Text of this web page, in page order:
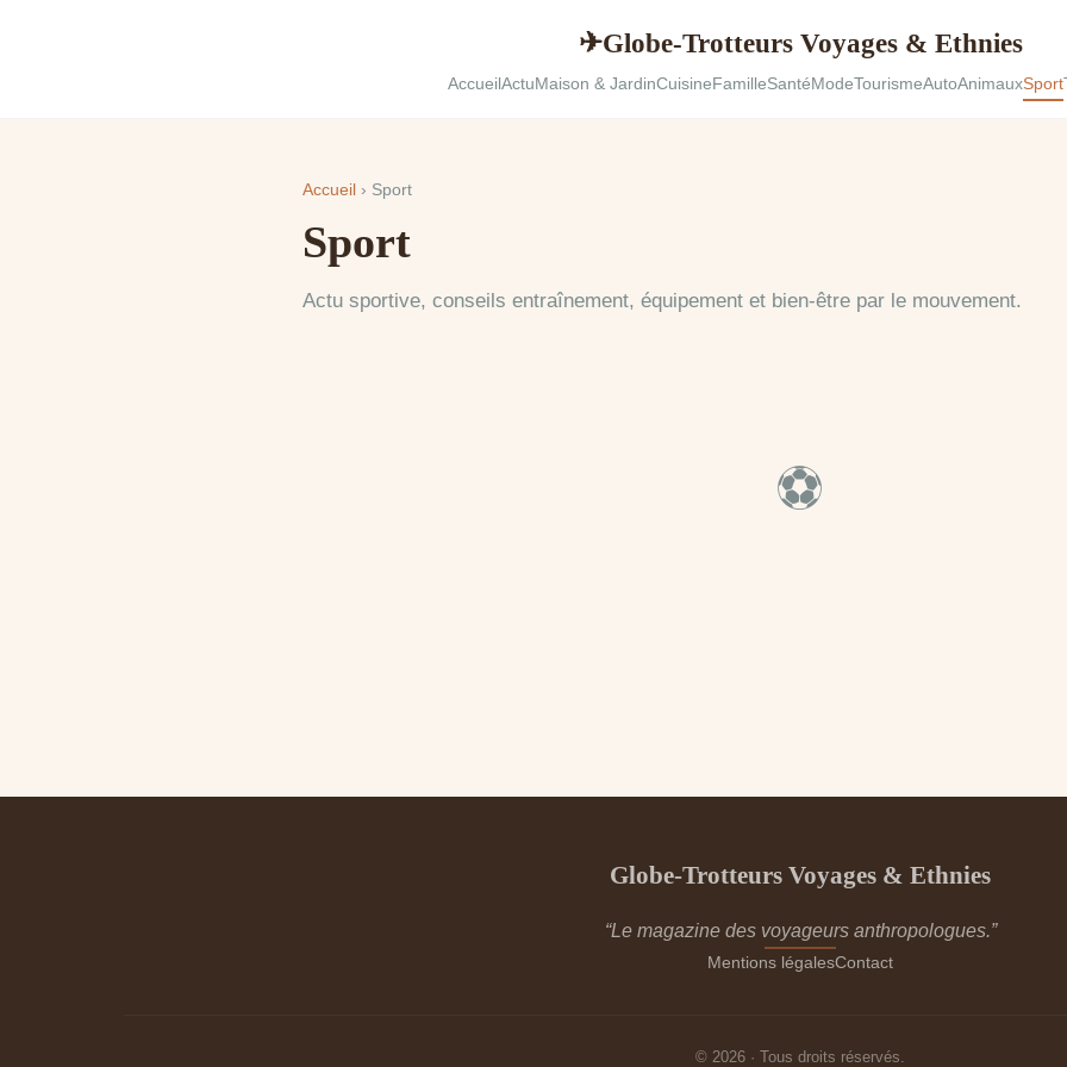
✈Globe-Trotteurs Voyages & Ethnies
AccueilActuMaison & JardinCuisineFamilleSantéModeTourismeAutoAnimauxSport
Accueil › Sport
Sport
Actu sportive, conseils entraînement, équipement et bien-être par le mouvement.
⚽
Globe-Trotteurs Voyages & Ethnies
“Le magazine des voyageurs anthropologues.”
Mentions légalesContact
© 2026 · Tous droits réservés.